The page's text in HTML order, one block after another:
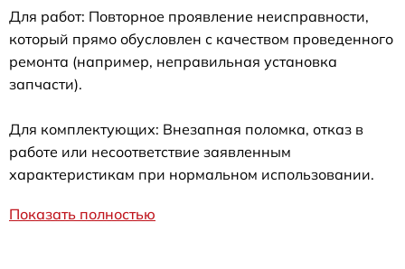
Для работ: Повторное проявление неисправности,
который прямо обусловлен с качеством проведенного
ремонта (например, неправильная установка
запчасти).
Для комплектующих: Внезапная поломка, отказ в
работе или несоответствие заявленным
характеристикам при нормальном использовании.
Показать полностью